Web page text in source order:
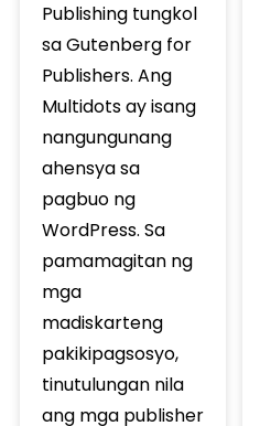
Publishing tungkol
sa Gutenberg for
Publishers. Ang
Multidots ay isang
nangungunang
ahensya sa
pagbuo ng
WordPress. Sa
pamamagitan ng
mga
madiskarteng
pakikipagsosyo,
tinutulungan nila
ang mga publisher